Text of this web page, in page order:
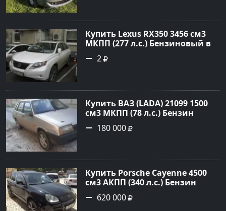
Купить Lexus RX350 3456 см3
МКПП (277 л.с.) Бензиновый в
Краснодар: цвет
Перламутрово-белый
№3746 на сайте Авторынок23
2
Купить ВАЗ (LADA) 21099 1500
см3 МКПП (78 л.с.) Бензин
инжектор в Гостагаевская :
цвет Серебряный Седан 2001
Авторынок23
180 000
Купить Porsche Cayenne 4500
см3 АКПП (340 л.с.) Бензин
турбонаддув в Новороссийск:
цвет черный Внедорожник
620 000